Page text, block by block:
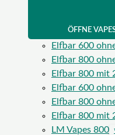
ÖFFNE
Elfbar 600
Elfbar 800
Elfbar 800 mit
Elfbar 600
Elfbar 800
Elfbar 800 mit
LM Vapes 800